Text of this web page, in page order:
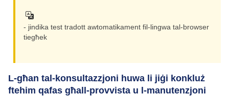
- jindika test tradott awtomatikament fil-lingwa tal-browser
tiegħek
L-għan tal-konsultazzjoni huwa li jiġi konkluż
ftehim qafas għall-provvista u l-manutenzjoni